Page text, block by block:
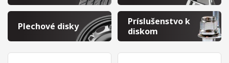
Plechové disky
Príslušenstvo k
diskom